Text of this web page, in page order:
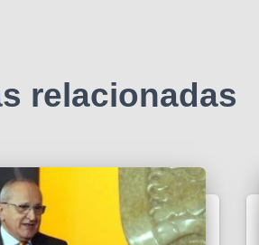
relacionadas